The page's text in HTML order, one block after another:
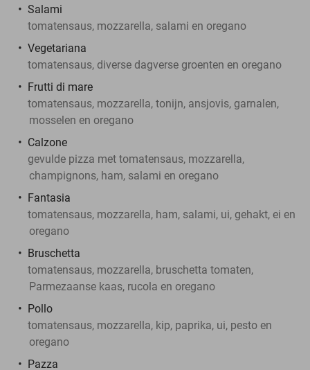
Salami
tomatensaus, mozzarella, salami en oregano
Vegetariana
tomatensaus, diverse dagverse groenten en oregano
Frutti di mare
tomatensaus, mozzarella, tonijn, ansjovis, garnalen,
mosselen en oregano
Calzone
gevulde pizza met tomatensaus, mozzarella,
champignons, ham, salami en oregano
Fantasia
tomatensaus, mozzarella, ham, salami, ui, gehakt, ei en
oregano
Bruschetta
tomatensaus, mozzarella, bruschetta tomaten,
Parmezaanse kaas, rucola en oregano
Pollo
tomatensaus, mozzarella, kip, paprika, ui, pesto en
oregano
Pazza